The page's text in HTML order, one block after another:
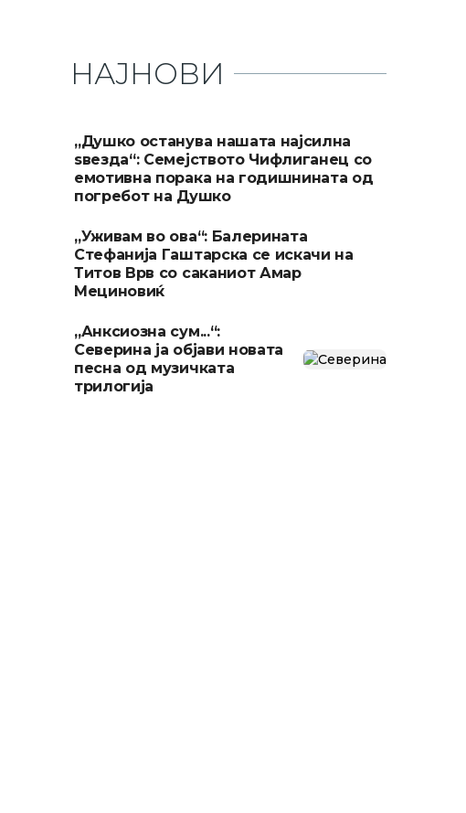
НАЈНОВИ
„Душко останува нашата најсилна
ѕвезда“: Семејството Чифлиганец со
емотивна порака на годишнината од
погребот на Душко
„Уживам во ова“: Балерината
Стефанија Гаштарска се искачи на
Титов Врв со саканиот Амар
Мециновиќ
„Анксиозна сум...“:
Северина ја објави новата
песна од музичката
трилогија